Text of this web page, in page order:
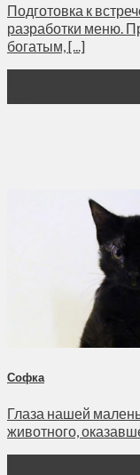
Подготовка к
разработки меню.
богатым, [...]
Софка
Глаза нашей
животного,